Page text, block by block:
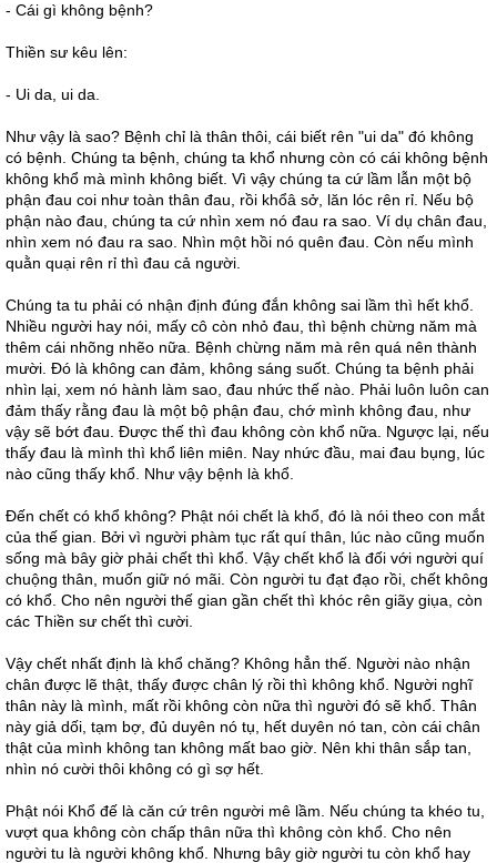
- Cái gì không bệnh?
Thiền sư kêu lên:
- Ui da, ui da.
Như vậy là sao? Bệnh chỉ là thân thôi, cái biết rên "ui da" đó không
có bệnh. Chúng ta bệnh, chúng ta khổ nhưng còn có cái không bệnh
không khổ mà mình không biết. Vì vậy chúng ta cứ lầm lẫn một bộ
phận đau coi như toàn thân đau, rồi khổâ sở, lăn lóc rên rỉ. Nếu bộ
phận nào đau, chúng ta cứ nhìn xem nó đau ra sao. Ví dụ chân đau,
nhìn xem nó đau ra sao. Nhìn một hồi nó quên đau. Còn nếu mình
quằn quại rên rỉ thì đau cả người.
Chúng ta tu phải có nhận định đúng đắn không sai lầm thì hết khổ.
Nhiều người hay nói, mấy cô còn nhỏ đau, thì bệnh chừng năm mà
thêm cái nhõng nhẽo nữa. Bệnh chừng năm mà rên quá nên thành
mười. Đó là không can đảm, không sáng suốt. Chúng ta bệnh phải
nhìn lại, xem nó hành làm sao, đau nhức thế nào. Phải luôn luôn can
đảm thấy rằng đau là một bộ phận đau, chớ mình không đau, như
vậy sẽ bớt đau. Được thế thì đau không còn khổ nữa. Ngược lại, nếu
thấy đau là mình thì khổ liên miên. Nay nhức đầu, mai đau bụng, lúc
nào cũng thấy khổ. Như vậy bệnh là khổ.
Đến chết có khổ không? Phật nói chết là khổ, đó là nói theo con mắt
của thế gian. Bởi vì người phàm tục rất quí thân, lúc nào cũng muốn
sống mà bây giờ phải chết thì khổ. Vậy chết khổ là đối với người quí
chuộng thân, muốn giữ nó mãi. Còn người tu đạt đạo rồi, chết không
có khổ. Cho nên người thế gian gần chết thì khóc rên giãy giụa, còn
các Thiền sư chết thì cười.
Vậy chết nhất định là khổ chăng? Không hẳn thế. Người nào nhận
chân được lẽ thật, thấy được chân lý rồi thì không khổ. Người nghĩ
thân này là mình, mất rồi không còn nữa thì người đó sẽ khổ. Thân
này giả dối, tạm bợ, đủ duyên nó tụ, hết duyên nó tan, còn cái chân
thật của mình không tan không mất bao giờ. Nên khi thân sắp tan,
nhìn nó cười thôi không có gì sợ hết.
Phật nói Khổ đế là căn cứ trên người mê lầm. Nếu chúng ta khéo tu,
vượt qua không còn chấp thân nữa thì không còn khổ. Cho nên
người tu là người không khổ. Nhưng bây giờ người tu còn khổ hay